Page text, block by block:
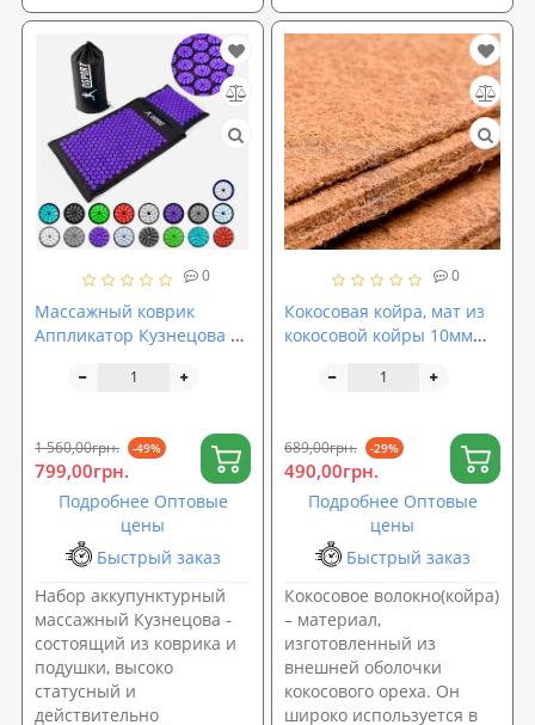
0
Массажный коврик
Аппликатор Кузнецова +
массажер для спины/
1 560,00грн. -49%
799,00грн.
Подробнее Оптовые
цены
Быстрый заказ
Набор аккупунктурный
массажный Кузнецова -
состоящий из коврика и
подушки, высоко
статусный и
действительно
0
Кокосовая койра, мат из
кокосовой койры 10мм
латексное ширина 200см
689,00грн. -29%
490,00грн.
Подробнее Оптовые
цены
Быстрый заказ
Кокосовое волокно(койра)
– материал,
изготовленный из
внешней оболочки
кокосового ореха. Он
широко используется в